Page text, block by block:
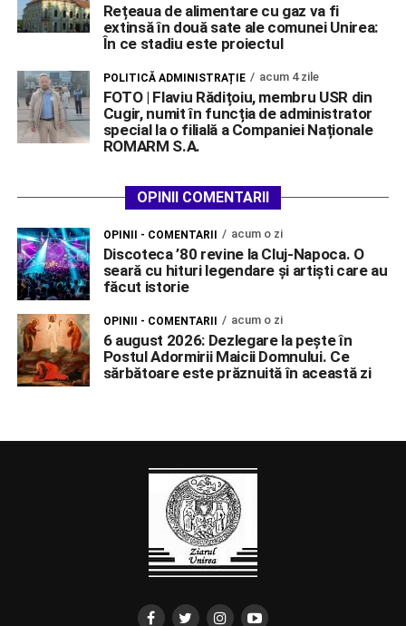
Rețeaua de alimentare cu gaz va fi
extinsă în două sate ale comunei Unirea:
În ce stadiu este proiectul
POLITICĂ ADMINISTRAȚIE acum 4 zile
FOTO | Flaviu Rădițoiu, membru USR din
Cugir, numit în funcția de administrator
special la o filială a Companiei Naționale
ROMARM S.A.
OPINII COMENTARII
OPINII - COMENTARII acum o zi
Discoteca ’80 revine la Cluj-Napoca. O
seară cu hituri legendare și artiști care au
făcut istorie
OPINII - COMENTARII acum o zi
6 august 2026: Dezlegare la pește în
Postul Adormirii Maicii Domnului. Ce
sărbătoare este prăznuită în această zi